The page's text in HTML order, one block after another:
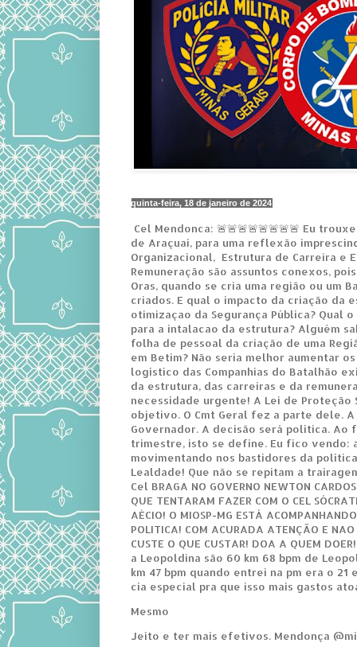
quinta-feira, 18 de janeiro de 2024
Cel Mendonca: 🚨🚨🚨🚨🚨🚨🚨🚨 Eu
de Araçuai, para uma reflexão
Organizacional, Estrutura de Carreira e
Remuneração são assuntos conexos,
Oras, quando se cria uma região ou um
criados. E qual o impacto da criação da
otimizaçao da Segurança Pública? Qual
para a intalacao da estrutura? Alguém
folha de pessoal da criação de uma
em Betim? Não seria melhor aumentar
logístico das Companhias do Batalhão
da estrutura, das carreiras e da
necessidade urgente! A Lei de Proteção
objetivo. O Cmt Geral fez a parte dele.
Governador. A decisão será política. Ao
trimestre, isto se define. Eu fico vendo:
movimentando nos bastidores da
Lealdade! Que não se repitam a
Cel BRAGA NO GOVERNO NEWTON
QUE TENTARAM FAZER COM O CEL
AÉCIO! O MIOSP-MG ESTÁ
POLITICA! COM ACURADA ATENÇÃO E
CUSTE O QUE CUSTAR! DOA A QUEM
a Leopoldina são 60 km 68 bpm de
km 47 bpm quando entrei na pm era o 21
cia especial pra que isso mais gastos
Mesmo
Jeito e ter mais efetivos. Mendonça